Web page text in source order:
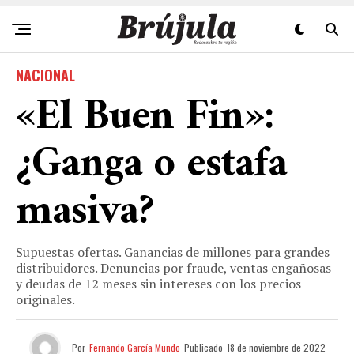
NACIONAL
«El Buen Fin»:
¿Ganga o estafa
masiva?
Supuestas ofertas. Ganancias de millones para grandes
distribuidores. Denuncias por fraude, ventas engañosas
y deudas de 12 meses sin intereses con los precios
originales.
Por Fernando García Mundo Publicado 18 de noviembre de 2022